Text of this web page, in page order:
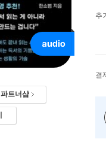
파트너샵
추
결